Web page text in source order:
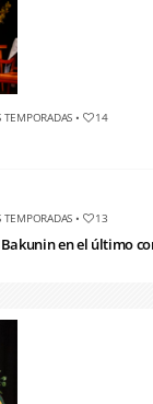
TEMPORADAS • 14
TEMPORADAS • 13
en el último